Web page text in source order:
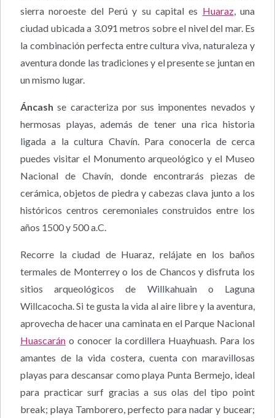
sierra noroeste del Perú y su capital es Huaraz, una
ciudad ubicada a 3.091 metros sobre el nivel del mar. Es
la combinación perfecta entre cultura viva, naturaleza y
aventura donde las tradiciones y el presente se juntan en
un mismo lugar.
Áncash se caracteriza por sus imponentes nevados y
hermosas playas, además de tener una rica historia
ligada a la cultura Chavín. Para conocerla de cerca
puedes visitar el Monumento arqueológico y el Museo
Nacional de Chavín, donde encontrarás piezas de
cerámica, objetos de piedra y cabezas clava junto a los
históricos centros ceremoniales construidos entre los
años 1500 y 500 a.C.
Recorre la ciudad de Huaraz, relájate en los baños
termales de Monterrey o los de Chancos y disfruta los
sitios arqueológicos de Willkahuain o Laguna
Willcacocha. Si te gusta la vida al aire libre y la aventura,
aprovecha de hacer una caminata en el Parque Nacional
Huascarán o conocer la cordillera Huayhuash. Para los
amantes de la vida costera, cuenta con maravillosas
playas para descansar como playa Punta Bermejo, ideal
para practicar surf gracias a sus olas del tipo point
break; playa Tamborero, perfecto para nadar y bucear;